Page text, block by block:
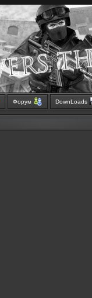
Форум DownLoads